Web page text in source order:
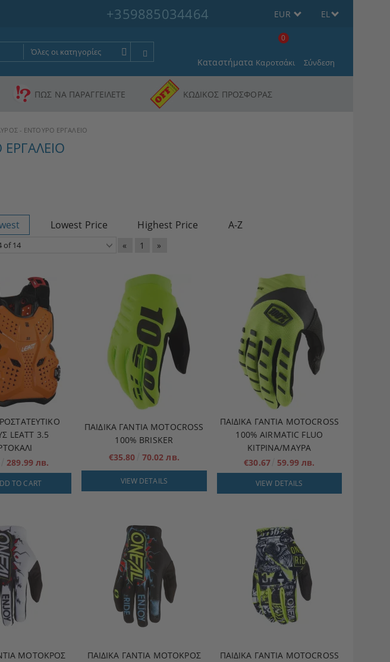
+359885034464 EUR EL
Καταστήματα Καροτσάκι
0
Σύνδεση
ΠΩΣ ΝΑ ΠΑΡΑΓΓΕΙΛΕΤΕ ΚΩΔΙΚΟΣ ΠΡΟΣΦΟΡΑΣ
- ΕΝΤΟΥΡΟ ΕΡΓΑΛΕΙΟ
Lowest Price Highest Price A-Z
« 1 »
LEATT 3.5
289.99 лв.
TO CART
ΠΑΙΔΙΚΆ ΓΆΝΤΙΑ MOTOCROSS
100% BRISKER
€35.80
70.02 лв.
VIEW DETAILS
ΠΑΙΔΙΚΆ ΓΆΝΤΙΑ MOTOCROSS
100% AIRMATIC FLUO
ΚΙΤΡΙΝΑ/ΜΑΥΡΑ
€30.67
59.99 лв.
VIEW DETAILS
ΜΟΤΟΚΡΌΣ
ΠΑΙΔΙΚΆ ΓΆΝΤΙΑ ΜΟΤΟΚΡΌΣ
ΠΑΙΔΙΚΆ ΓΆΝΤΙΑ MOTOCROSS